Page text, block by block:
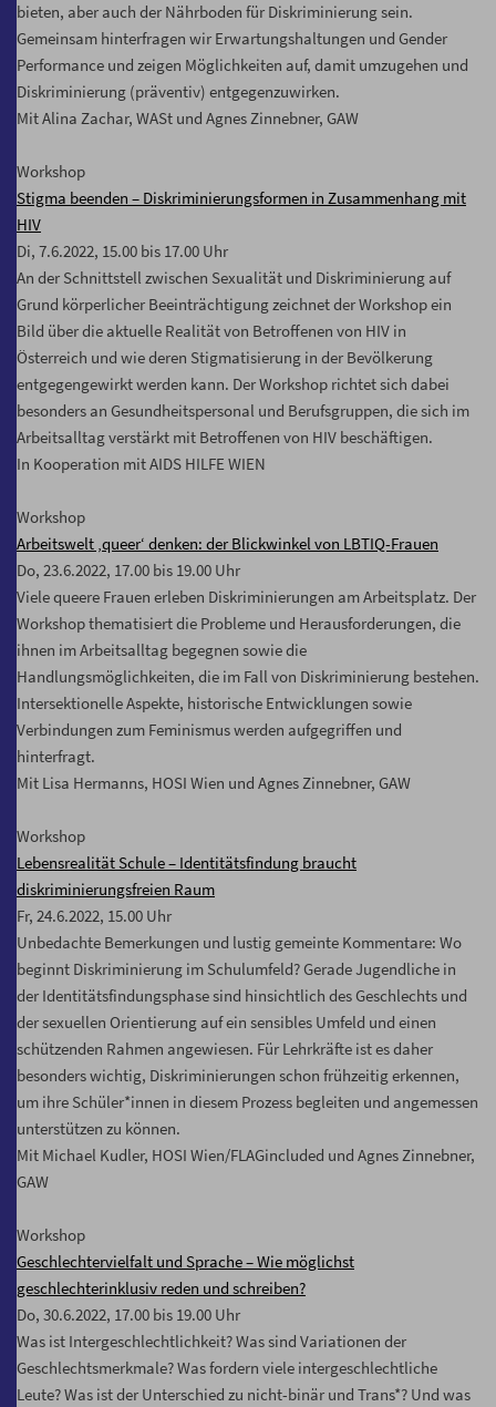
bieten, aber auch der Nährboden für Diskriminierung sein.
Gemeinsam hinterfragen wir Erwartungshaltungen und Gender
Performance und zeigen Möglichkeiten auf, damit umzugehen und
Diskriminierung (präventiv) entgegenzuwirken.
Mit Alina Zachar, WASt und Agnes Zinnebner, GAW
Workshop
Stigma beenden – Diskriminierungsformen in Zusammenhang mit
HIV
Di, 7.6.2022, 15.00 bis 17.00 Uhr
An der Schnittstell zwischen Sexualität und Diskriminierung auf
Grund körperlicher Beeinträchtigung zeichnet der Workshop ein
Bild über die aktuelle Realität von Betroffenen von HIV in
Österreich und wie deren Stigmatisierung in der Bevölkerung
entgegengewirkt werden kann. Der Workshop richtet sich dabei
besonders an Gesundheitspersonal und Berufsgruppen, die sich im
Arbeitsalltag verstärkt mit Betroffenen von HIV beschäftigen.
In Kooperation mit AIDS HILFE WIEN
Workshop
Arbeitswelt ‚queer‘ denken: der Blickwinkel von LBTIQ-Frauen
Do, 23.6.2022, 17.00 bis 19.00 Uhr
Viele queere Frauen erleben Diskriminierungen am Arbeitsplatz. Der
Workshop thematisiert die Probleme und Herausforderungen, die
ihnen im Arbeitsalltag begegnen sowie die
Handlungsmöglichkeiten, die im Fall von Diskriminierung bestehen.
Intersektionelle Aspekte, historische Entwicklungen sowie
Verbindungen zum Feminismus werden aufgegriffen und
hinterfragt.
Mit Lisa Hermanns, HOSI Wien und Agnes Zinnebner, GAW
Workshop
Lebensrealität Schule – Identitätsfindung braucht
diskriminierungsfreien Raum
Fr, 24.6.2022, 15.00 Uhr
Unbedachte Bemerkungen und lustig gemeinte Kommentare: Wo
beginnt Diskriminierung im Schulumfeld? Gerade Jugendliche in
der Identitätsfindungsphase sind hinsichtlich des Geschlechts und
der sexuellen Orientierung auf ein sensibles Umfeld und einen
schützenden Rahmen angewiesen. Für Lehrkräfte ist es daher
besonders wichtig, Diskriminierungen schon frühzeitig erkennen,
um ihre Schüler*innen in diesem Prozess begleiten und angemessen
unterstützen zu können.
Mit Michael Kudler, HOSI Wien/FLAGincluded und Agnes Zinnebner,
GAW
Workshop
Geschlechtervielfalt und Sprache – Wie möglichst
geschlechterinklusiv reden und schreiben?
Do, 30.6.2022, 17.00 bis 19.00 Uhr
Was ist Intergeschlechtlichkeit? Was sind Variationen der
Geschlechtsmerkmale? Was fordern viele intergeschlechtliche
Leute? Was ist der Unterschied zu nicht-binär und Trans*? Und was